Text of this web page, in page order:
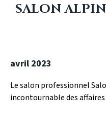
SALON
avril 2023
Le salon professionnel
incontournable des